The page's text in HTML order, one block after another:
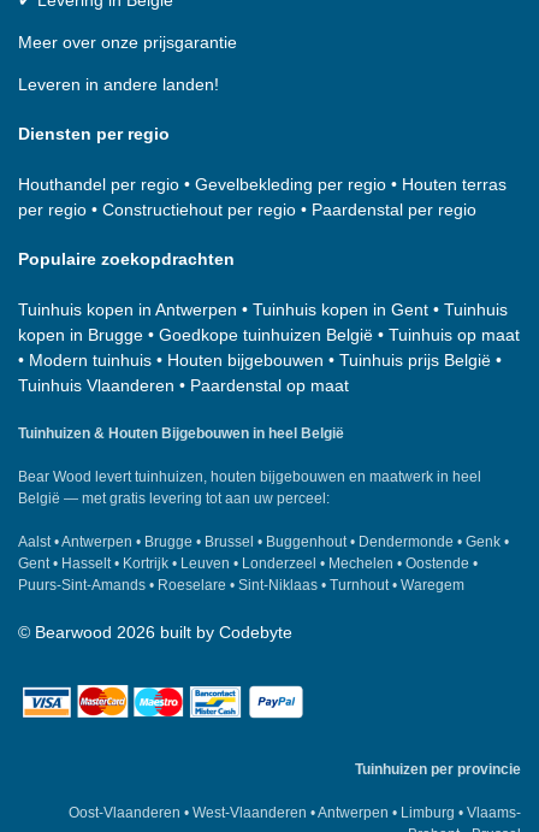
Meer over onze prijsgarantie
Leveren in andere landen!
Diensten per regio
Houthandel per regio • Gevelbekleding per regio • Houten terras
per regio • Constructiehout per regio • Paardenstal per regio
Populaire zoekopdrachten
Tuinhuis kopen in Antwerpen • Tuinhuis kopen in Gent • Tuinhuis
kopen in Brugge • Goedkope tuinhuizen België • Tuinhuis op maat
• Modern tuinhuis • Houten bijgebouwen • Tuinhuis prijs België •
Tuinhuis Vlaanderen • Paardenstal op maat
Tuinhuizen & Houten Bijgebouwen in heel België
Bear Wood levert tuinhuizen, houten bijgebouwen en maatwerk in heel
België — met gratis levering tot aan uw perceel:
Aalst •Antwerpen • Brugge • Brussel • Buggenhout • Dendermonde • Genk •
Gent • Hasselt • Kortrijk • Leuven • Londerzeel • Mechelen • Oostende •
Puurs-Sint-Amands • Roeselare • Sint-Niklaas • Turnhout • Waregem
© Bearwood 2026 built by Codebyte
Tuinhuizen per provincie
Oost-Vlaanderen • West-Vlaanderen •Antwerpen • Limburg • Vlaams-